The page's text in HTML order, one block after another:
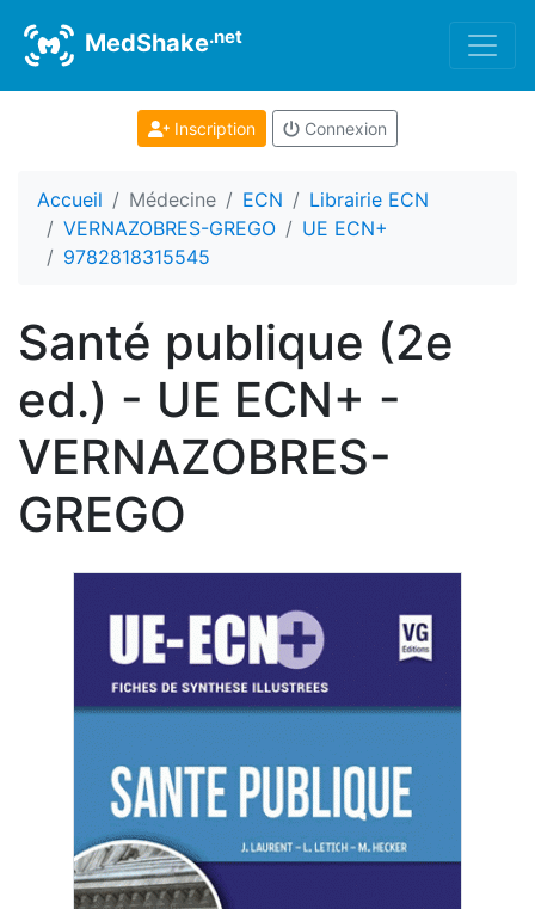
MedShake.net
Inscription Connexion
Accueil Médecine ECN
Librairie ECN
VERNAZOBRES-GREGO
UE ECN+
9782818315545
Santé publique (2e
ed.) - UE ECN+ -
VERNAZOBRES-
GREGO